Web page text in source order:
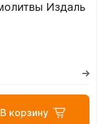
Издаль
В корзину